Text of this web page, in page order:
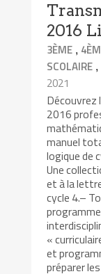
2016
3ÈME ,
SCOLAIRE ,
2021
Découvrez
2016
manuel
logique de
Une
et à la
cycle 4.–
«
et
préparer